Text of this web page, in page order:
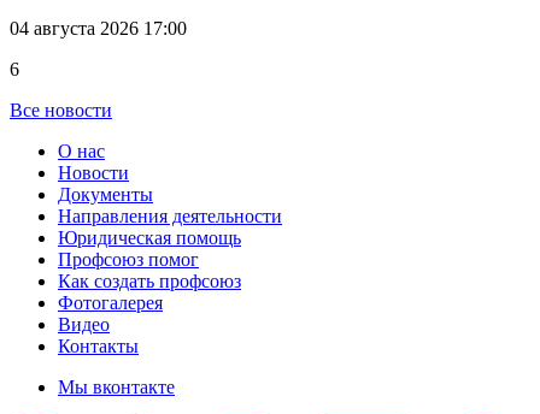
04 августа 2026 17:00
6
Все новости
О нас
Новости
Документы
Направления деятельности
Юридическая помощь
Профсоюз помог
Как создать профсоюз
Фотогалерея
Видео
Контакты
Мы вконтакте